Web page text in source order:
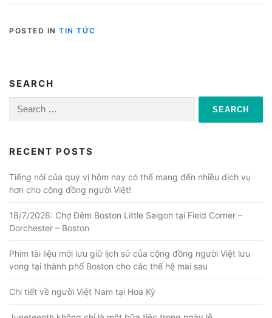
POSTED IN TIN TỨC
SEARCH
Search
for:
RECENT POSTS
Tiếng nói của quý vị hôm nay có thể mang đến nhiều dịch vụ
hơn cho cộng đồng người Việt!
18/7/2026: Chợ Đêm Boston Little Saigon tại Field Corner –
Dorchester – Boston
Phim tài liệu mới lưu giữ lịch sử của cộng đồng người Việt lưu
vong tại thành phố Boston cho các thế hệ mai sau
Chi tiết về người Việt Nam tại Hoa Kỳ